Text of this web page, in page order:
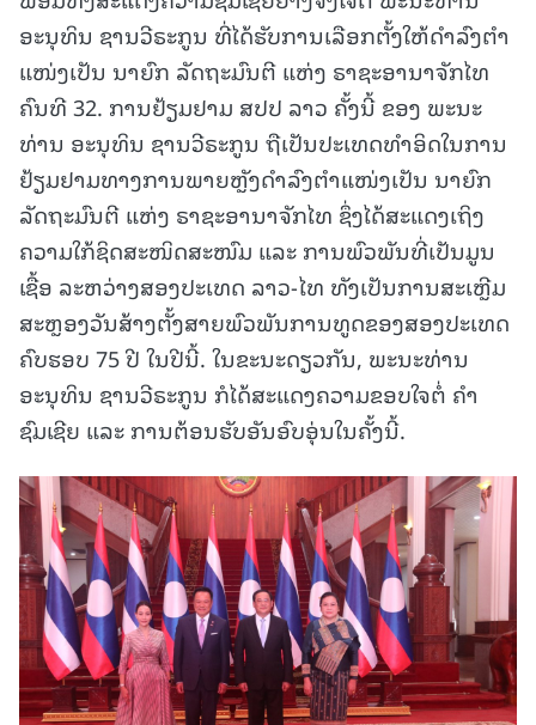
ອະນຸທິນ ຊານວີຣະກູນ ທີ່ໄດ້ຮັບການເລືອກຕັ້ງໃຫ້ດໍາລົງຕໍາ
ແໜ່ງເປັນ ນາຍົກ ລັດຖະມົນຕີ ແຫ່ງ ຣາຊະອານາຈັກໄທ
ຄົນທີ 32. ການຢ້ຽມຢາມ ສປປ ລາວ ຄັ້ງນີ້ ຂອງ ພະນະ
ທ່ານ ອະນຸທິນ ຊານວີຣະກູນ ຖືເປັນປະເທດທໍາອິດໃນການ
ຢ້ຽມຢາມທາງການພາຍຫຼັງດໍາລົງຕໍາແໜ່ງເປັນ ນາຍົກ
ລັດຖະມົນຕີ ແຫ່ງ ຣາຊະອານາຈັກໄທ ຊຶ່ງໄດ້ສະແດງເຖິງ
ຄວາມໃກ້ຊິດສະໜິດສະໜົມ ແລະ ການພົວພັນທີ່ເປັນມູນ
ເຊື້ອ ລະຫວ່າງສອງປະເທດ ລາວ-ໄທ ທັງເປັນການສະເຫຼີມ
ສະຫຼອງວັນສ້າງຕັ້ງສາຍພົວພັນການທູດຂອງສອງປະເທດ
ຄົບຮອບ 75 ປີ ໃນປີນີ້. ໃນຂະນະດຽວກັນ, ພະນະທ່ານ
ອະນຸທິນ ຊານວີຣະກູນ ກໍໄດ້ສະແດງຄວາມຂອບໃຈຕໍ່ ຄໍາ
ຊົມເຊີຍ ແລະ ການຕ້ອນຮັບອັນອົບອຸ່ນໃນຄັ້ງນີ້.